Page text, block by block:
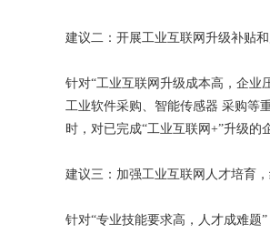
建议二：开展工业互联网升级补贴
针对“工业互联网升级成本高，企业
工业软件采购、智能传感器 采购等
时，对已完成“工业互联网+”升级的
建议三：加强工业互联网人才培育
针对“专业技能要求高，人才成难题
获得产品报价方案
1万个想法不如1次的方案落地